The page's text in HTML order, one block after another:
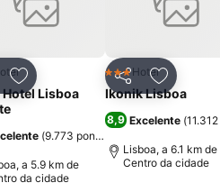
Adicionar aos favoritos
Lisboa
(9.773 pontuações
a 5.9 km de
da cidade
Partilhar
3 Estrelas
Hotel
Ikonik Lisboa
8,9 Excelente (
Lisboa, a 6.1 km de
Centro da cidade